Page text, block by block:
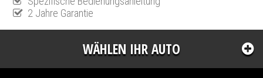
2 Jahre Garantie
WÄHLEN IHR AUTO